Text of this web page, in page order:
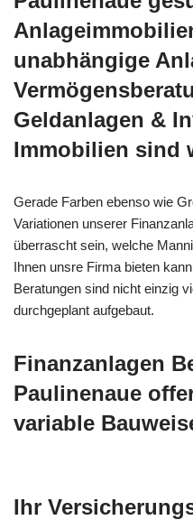
unabhängige
Geldanlagen &
Immobilien sind
Gerade Farben ebenso wie
Variationen unserer
überrascht sein, welche
Ihnen unsre Firma bieten
Beratungen sind nicht einzig
durchgeplant aufgebaut.
Finanzanlagen
Paulinenaue
variable
Ihr